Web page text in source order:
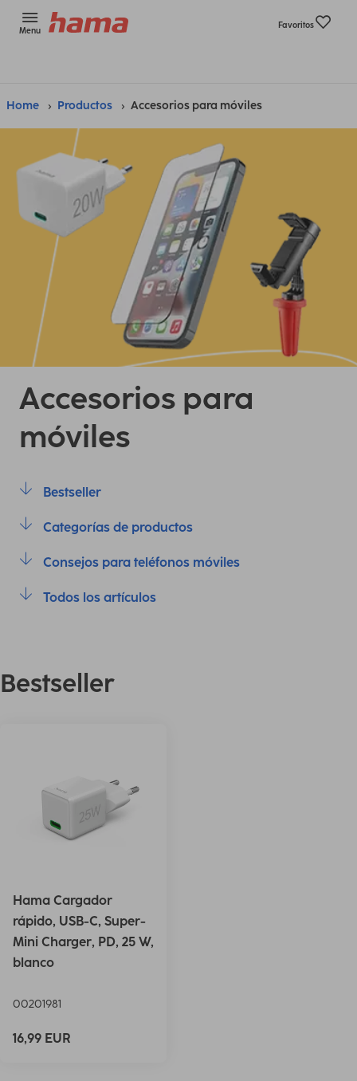
Menu
Favoritos
Home Productos Accesorios para móviles
Accesorios para
móviles
Bestseller
Categorías de productos
Consejos para teléfonos móviles
Todos los artículos
Bestseller
Hama Cargador
rápido, USB-C, Super-
Mini Charger, PD, 25 W,
blanco
00201981
16,99 EUR